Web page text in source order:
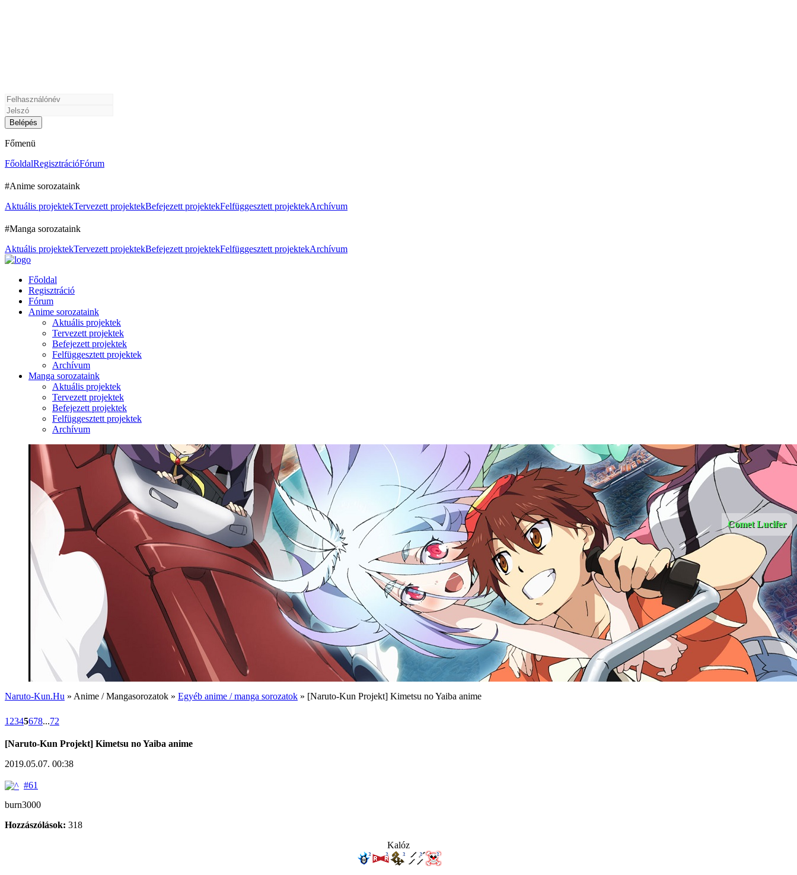
Főmenü
FőoldalRegisztrációFórum
#Anime sorozataink
Aktuális projektekTervezett projektekBefejezett projektekFelfüggesztett projektekArchívum
#Manga sorozataink
Aktuális projektekTervezett projektekBefejezett projektekFelfüggesztett projektekArchívum
Főoldal
Regisztráció
Fórum
Anime sorozataink
Aktuális projektek
Tervezett projektek
Befejezett projektek
Felfüggesztett projektek
Archívum
Manga sorozataink
Aktuális projektek
Tervezett projektek
Befejezett projektek
Felfüggesztett projektek
Archívum
Comet Lucifer
Naruto-Kun.Hu » Anime / Mangasorozatok » Egyéb anime / manga sorozatok » [Naruto-Kun Projekt] Kimetsu no Yaiba anime
1 2345678...72
[Naruto-Kun Projekt] Kimetsu no Yaiba anime
2019.05.07. 00:38
#61
burn3000
Hozzászólások: 318
Kalóz